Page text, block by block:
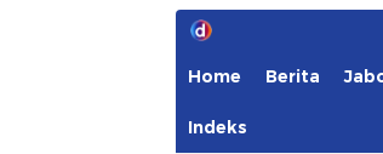
Home Berita
Indeks